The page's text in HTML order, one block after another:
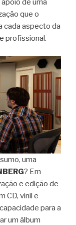
de uma
que o
cada aspecto da
profissional.
uma
? Em
e edição de
CD, vinil e
para a
um álbum